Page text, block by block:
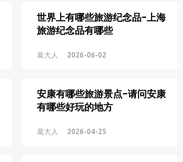
世界上有哪些旅游纪念品-上海
旅游纪念品有哪些
葛大人 2026-06-02
安康有哪些旅游景点-请问安康
有哪些好玩的地方
葛大人 2026-04-25